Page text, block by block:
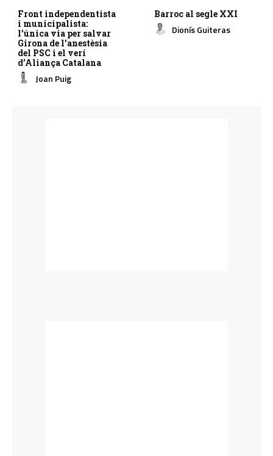
Front independentista
i municipalista:
l’única via per salvar
Girona de l’anestèsia
del PSC i el verí
d’Aliança Catalana
Joan Puig
Barroc al segle XXI
Dionís Guiteras